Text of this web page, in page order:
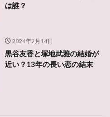
は誰？
2024年2月14日
黒谷友香と塚地武雅の結婚が
近い？13年の長い恋の結末